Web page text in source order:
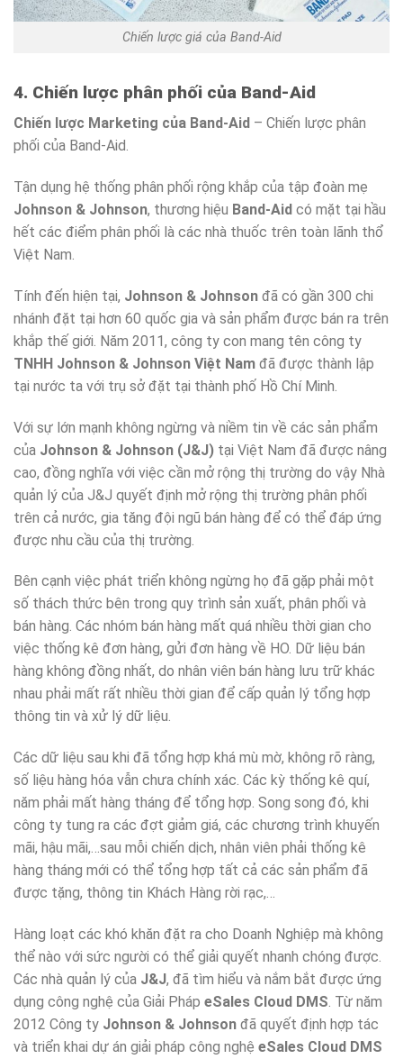
Chiến lược giá của Band-Aid
4. Chiến lược phân phối của Band-Aid
Chiến lược Marketing của Band-Aid – Chiến lược phân
phối của Band-Aid.
Tận dụng hệ thống phân phối rộng khắp của tập đoàn mẹ
Johnson & Johnson, thương hiệu Band-Aid có mặt tại hầu
hết các điểm phân phối là các nhà thuốc trên toàn lãnh thổ
Việt Nam.
Tính đến hiện tại, Johnson & Johnson đã có gần 300 chi
nhánh đặt tại hơn 60 quốc gia và sản phẩm được bán ra trên
khắp thế giới. Năm 2011, công ty con mang tên công ty
TNHH Johnson & Johnson Việt Nam đã được thành lập
tại nước ta với trụ sở đặt tại thành phố Hồ Chí Minh.
Với sự lớn mạnh không ngừng và niềm tin về các sản phẩm
của Johnson & Johnson (J&J) tại Việt Nam đã được nâng
cao, đồng nghĩa với việc cần mở rộng thị trường do vậy Nhà
quản lý của J&J quyết định mở rộng thị trường phân phối
trên cả nước, gia tăng đội ngũ bán hàng để có thể đáp ứng
được nhu cầu của thị trường.
Bên cạnh việc phát triển không ngừng họ đã gặp phải một
số thách thức bên trong quy trình sản xuất, phân phối và
bán hàng. Các nhóm bán hàng mất quá nhiều thời gian cho
việc thống kê đơn hàng, gửi đơn hàng về HO. Dữ liệu bán
hàng không đồng nhất, do nhân viên bán hàng lưu trữ khác
nhau phải mất rất nhiều thời gian để cấp quản lý tổng hợp
thông tin và xử lý dữ liệu.
Các dữ liệu sau khi đã tổng hợp khá mù mờ, không rõ ràng,
số liệu hàng hóa vẫn chưa chính xác. Các kỳ thống kê quí,
năm phải mất hàng tháng để tổng hợp. Song song đó, khi
công ty tung ra các đợt giảm giá, các chương trình khuyến
mãi, hậu mãi,…sau mỗi chiến dịch, nhân viên phải thống kê
hàng tháng mới có thể tổng hợp tất cả các sản phẩm đã
được tặng, thông tin Khách Hàng rời rạc,…
Hàng loạt các khó khăn đặt ra cho Doanh Nghiệp mà không
thể nào với sức người có thể giải quyết nhanh chóng được.
Các nhà quản lý của J&J, đã tìm hiểu và nắm bắt được ứng
dụng công nghệ của Giải Pháp eSales Cloud DMS. Từ năm
2012 Công ty Johnson & Johnson đã quyết định hợp tác
và triển khai dự án giải pháp công nghệ eSales Cloud DMS